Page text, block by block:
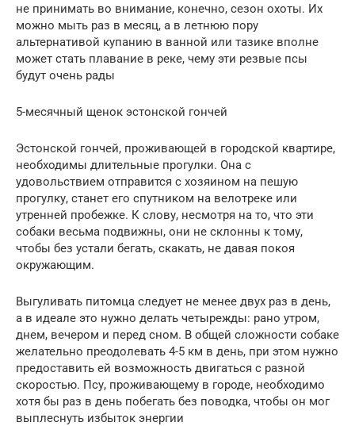
не принимать во внимание, конечно, сезон охоты. Их
можно мыть раз в месяц, а в летнюю пору
альтернативой купанию в ванной или тазике вполне
может стать плавание в реке, чему эти резвые псы
будут очень рады
5-месячный щенок эстонской гончей
Эстонской гончей, проживающей в городской квартире,
необходимы длительные прогулки. Она с
удовольствием отправится с хозяином на пешую
прогулку, станет его спутником на велотреке или
утренней пробежке. К слову, несмотря на то, что эти
собаки весьма подвижны, они не склонны к тому,
чтобы без устали бегать, скакать, не давая покоя
окружающим.
Выгуливать питомца следует не менее двух раз в день,
а в идеале это нужно делать четырежды: рано утром,
днем, вечером и перед сном. В общей сложности собаке
желательно преодолевать 4-5 км в день, при этом нужно
предоставить ей возможность двигаться с разной
скоростью. Псу, проживающему в городе, необходимо
хотя бы раз в день побегать без поводка, чтобы он мог
выплеснуть избыток энергии